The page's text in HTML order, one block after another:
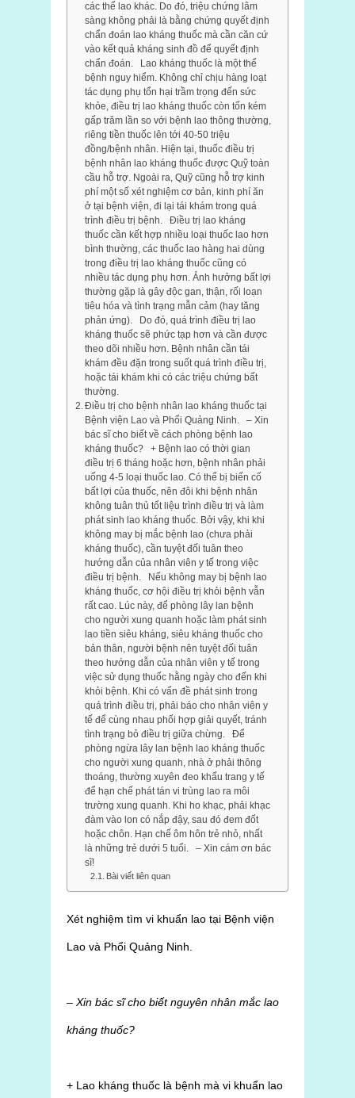
các thể lao khác. Do đó, triệu chứng lâm
sàng không phải là bằng chứng quyết định
chẩn đoán lao kháng thuốc mà cần căn cứ
vào kết quả kháng sinh đồ để quyết định
chẩn đoán. Lao kháng thuốc là một thể
bệnh nguy hiểm. Không chỉ chịu hàng loạt
tác dụng phụ tổn hại trầm trọng đến sức
khỏe, điều trị lao kháng thuốc còn tốn kém
gấp trăm lần so với bệnh lao thông thường,
riêng tiền thuốc lên tới 40-50 triệu
đồng/bệnh nhân. Hiện tại, thuốc điều trị
bệnh nhân lao kháng thuốc được Quỹ toàn
cầu hỗ trợ. Ngoài ra, Quỹ cũng hỗ trợ kinh
phí một số xét nghiệm cơ bản, kinh phí ăn
ở tại bệnh viện, đi lại tái khám trong quá
trình điều trị bệnh. Điều trị lao kháng
thuốc cần kết hợp nhiều loại thuốc lao hơn
bình thường, các thuốc lao hàng hai dùng
trong điều trị lao kháng thuốc cũng có
nhiều tác dụng phụ hơn. Ảnh hưởng bất lợi
thường gặp là gây độc gan, thận, rối loạn
tiêu hóa và tình trạng mẫn cảm (hay tăng
phản ứng). Do đó, quá trình điều trị lao
kháng thuốc sẽ phức tạp hơn và cần được
theo dõi nhiều hơn. Bệnh nhân cần tái
khám đều đặn trong suốt quá trình điều trị,
hoặc tái khám khi có các triệu chứng bất
thường.
Điều trị cho bệnh nhân lao kháng thuốc tại
Bệnh viện Lao và Phổi Quảng Ninh. – Xin
bác sĩ cho biết về cách phòng bệnh lao
kháng thuốc? + Bệnh lao có thời gian
điều trị 6 tháng hoặc hơn, bệnh nhân phải
uống 4-5 loại thuốc lao. Có thể bị biến cố
bất lợi của thuốc, nên đôi khi bệnh nhân
không tuân thủ tốt liệu trình điều trị và làm
phát sinh lao kháng thuốc. Bởi vậy, khi khi
không may bị mắc bệnh lao (chưa phải
kháng thuốc), cần tuyệt đối tuân theo
hướng dẫn của nhân viên y tế trong việc
điều trị bệnh. Nếu không may bị bệnh lao
kháng thuốc, cơ hội điều trị khỏi bệnh vẫn
rất cao. Lúc này, để phòng lây lan bệnh
cho người xung quanh hoặc làm phát sinh
lao tiền siêu kháng, siêu kháng thuốc cho
bản thân, người bệnh nên tuyệt đối tuân
theo hướng dẫn của nhân viên y tế trong
việc sử dụng thuốc hằng ngày cho đến khi
khỏi bệnh. Khi có vấn đề phát sinh trong
quá trình điều trị, phải báo cho nhân viên y
tế để cùng nhau phối hợp giải quyết, tránh
tình trạng bỏ điều trị giữa chừng. Để
phòng ngừa lây lan bệnh lao kháng thuốc
cho người xung quanh, nhà ở phải thông
thoáng, thường xuyên đeo khẩu trang y tế
để hạn chế phát tán vi trùng lao ra môi
trường xung quanh. Khi ho khạc, phải khạc
đàm vào lon có nắp đậy, sau đó đem đốt
hoặc chôn. Hạn chế ôm hôn trẻ nhỏ, nhất
là những trẻ dưới 5 tuổi. – Xin cám ơn bác
sĩ!
Bài viết liên quan
Xét nghiệm tìm vi khuẩn lao tại Bệnh viện
Lao và Phổi Quảng Ninh.
– Xin bác sĩ cho biết nguyên nhân mắc lao
kháng thuốc?
+ Lao kháng thuốc là bệnh mà vi khuẩn lao